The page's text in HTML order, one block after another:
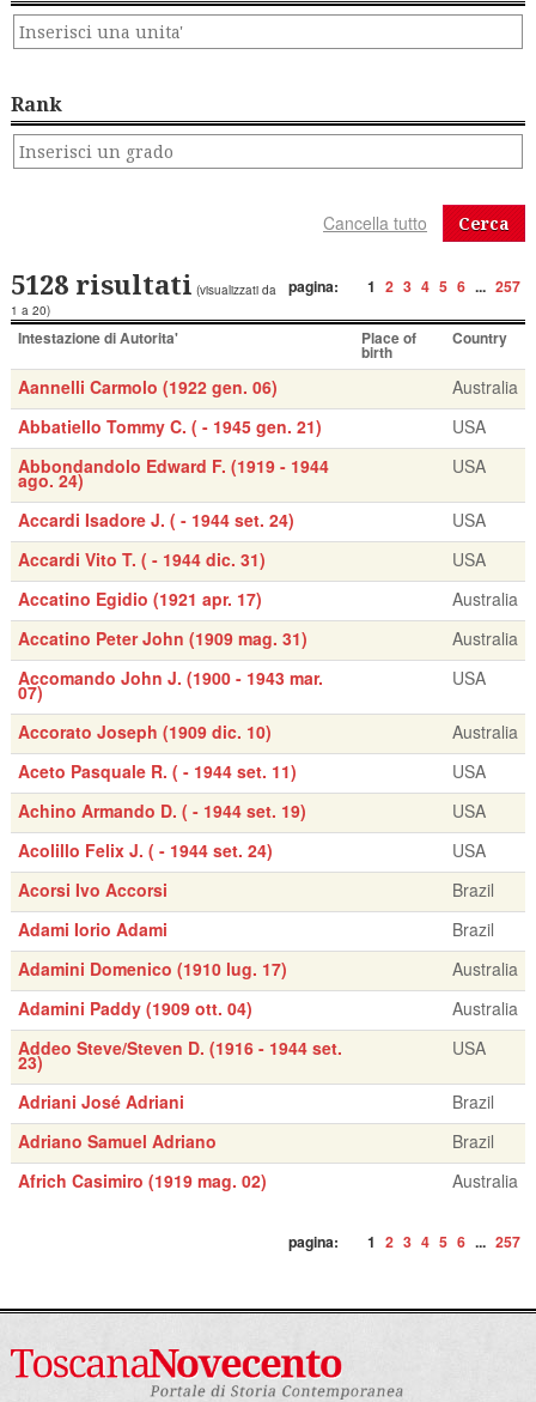
Rank
Cerca
pagina: 1 2 3 4 5 6 ... 257
5128 risultati (visualizzati da
1 a 20)
Intestazione di Autorita' Place of
birth
Country
Aannelli Carmolo (1922 gen. 06)
Australia
Abbatiello Tommy C. ( - 1945 gen. 21)
USA
Abbondandolo Edward F. (1919 - 1944
ago. 24)
USA
Accardi Isadore J. ( - 1944 set. 24)
USA
Accardi Vito T. ( - 1944 dic. 31)
USA
Accatino Egidio (1921 apr. 17)
Australia
Accatino Peter John (1909 mag. 31)
Australia
Accomando John J. (1900 - 1943 mar.
07)
USA
Accorato Joseph (1909 dic. 10)
Australia
Aceto Pasquale R. ( - 1944 set. 11)
USA
Achino Armando D. ( - 1944 set. 19)
USA
Acolillo Felix J. ( - 1944 set. 24)
USA
Acorsi Ivo Accorsi
Brazil
Adami Iorio Adami
Brazil
Adamini Domenico (1910 lug. 17)
Australia
Adamini Paddy (1909 ott. 04)
Australia
Addeo Steve/Steven D. (1916 - 1944 set.
23)
USA
Adriani José Adriani
Brazil
Adriano Samuel Adriano
Brazil
Africh Casimiro (1919 mag. 02)
Australia
pagina: 1 2 3 4 5 6 ... 257